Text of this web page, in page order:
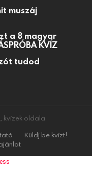
muszáj
a 8 magyar
KVÍZ
tudod
kvízek oldala
Küldj be kvízt!